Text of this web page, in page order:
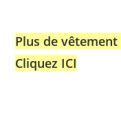
Plus de
Cliquez ICI